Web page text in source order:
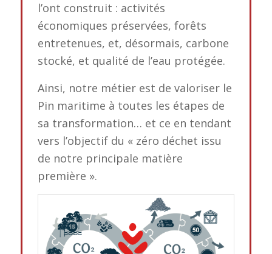
l’ont construit : activités
économiques préservées, forêts
entretenues, et, désormais, carbone
stocké, et qualité de l’eau protégée.
Ainsi, notre métier est de valoriser le
Pin maritime à toutes les étapes de
sa transformation… et ce en tendant
vers l’objectif du « zéro déchet issu
de notre principale matière
première ».